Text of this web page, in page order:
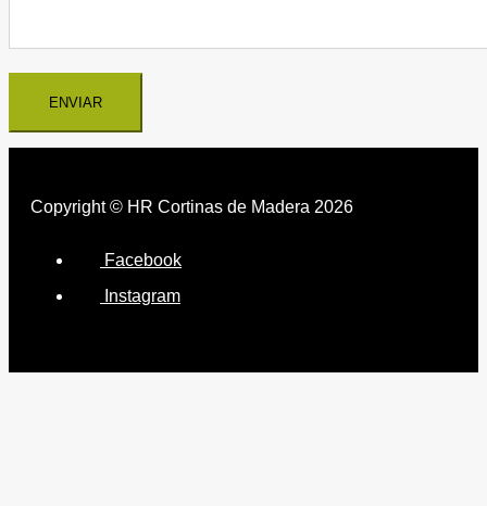
Copyright © HR Cortinas de Madera 2026
Facebook
Instagram